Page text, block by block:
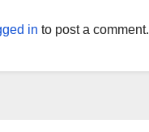
in to post a comment.